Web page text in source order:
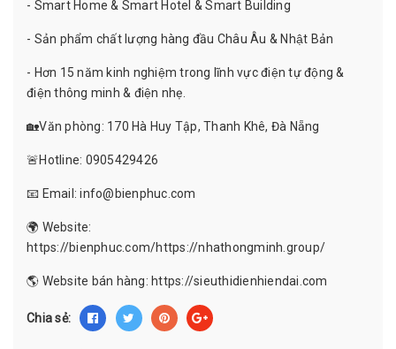
- Smart Home & Smart Hotel & Smart Building
- Sản phẩm chất lượng hàng đầu Châu Âu & Nhật Bản
- Hơn 15 năm kinh nghiệm trong lĩnh vực điện tự động &
điện thông minh & điện nhẹ.
🏡Văn phòng: 170 Hà Huy Tập, Thanh Khê, Đà Nẵng
🚨Hotline: 0905429426
📧 Email: info@bienphuc.com
🌍 Website:
https://bienphuc.com/https://nhathongminh.group/
🌎 Website bán hàng: https://sieuthidienhiendai.com
Chia sẻ: